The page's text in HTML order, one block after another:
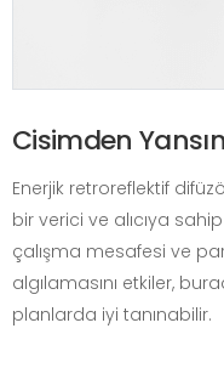
Cisimden
Enerjik retroreflektif
bir verici ve alıcıya
çalışma mesafesi ve
algılamasını etkiler,
planlarda iyi tanınabilir.